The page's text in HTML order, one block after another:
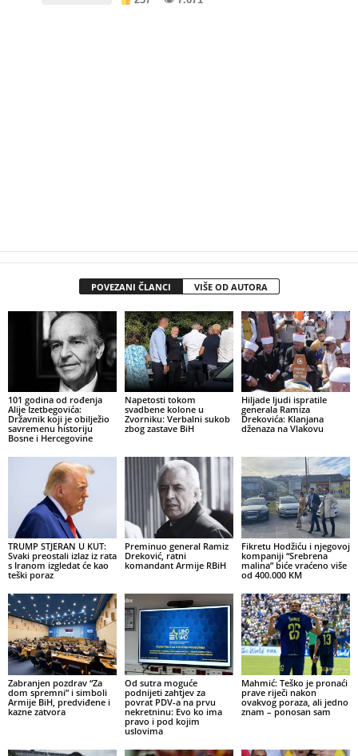
POVEZANI ČLANCI VIŠE OD AUTORA
101 godina od rođenja
Alije Izetbegovića:
Državnik koji je obilježio
savremenu historiju
Bosne i Hercegovine
Napetosti tokom
svadbene kolone u
Zvorniku: Verbalni sukob
zbog zastave BiH
Hiljade ljudi ispratile
generala Ramiza
Drekovića: Klanjana
dženaza na Vlakovu
TRUMP STJERAN U KUT:
Svaki preostali izlaz iz rata
s Iranom izgledat će kao
teški poraz
Preminuo general Ramiz
Dreković, ratni
komandant Armije RBiH
Fikretu Hodžiću i njegovoj
kompaniji “Srebrena
malina” biće vraćeno više
od 400.000 KM
Zabranjen pozdrav “Za
dom spremni” i simboli
Armije BiH, predviđene i
kazne zatvora
Od sutra moguće
podnijeti zahtjev za
povrat PDV-a na prvu
nekretninu: Evo ko ima
pravo i pod kojim
uslovima
Mahmić: Teško je pronaći
prave riječi nakon
ovakvog poraza, ali jedno
znam – ponosan sam